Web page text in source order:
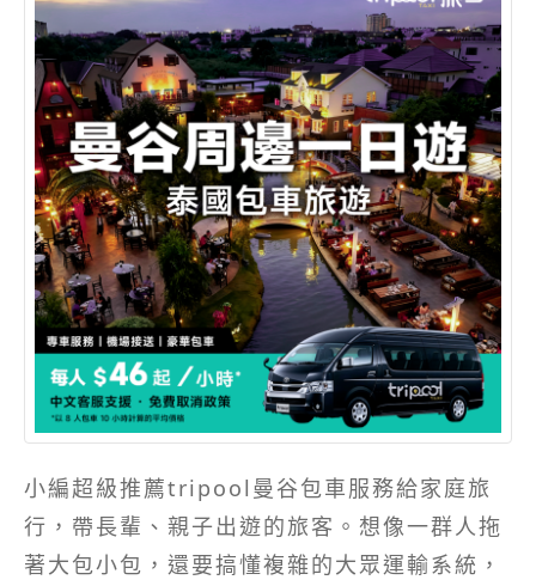
小編超級推薦tripool曼谷包車服務給家庭旅
行，帶長輩、親子出遊的旅客。想像一群人拖
著大包小包，還要搞懂複雜的大眾運輸系統，